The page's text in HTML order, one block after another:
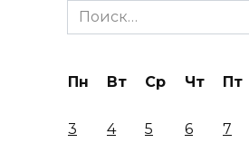
Search
for:
Пн Вт Ср Чт Пт
3
4 5 6 7